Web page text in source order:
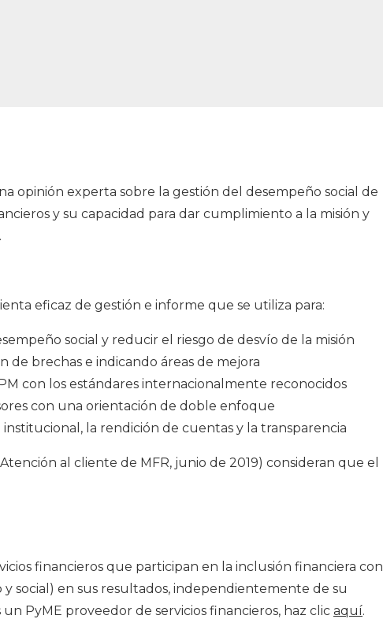
opinión experta sobre la gestión del desempeño social de
y su capacidad para dar cumplimiento a la misión y
eficaz de gestión e informe que se utiliza para:
social y reducir el riesgo de desvío de la misión
de brechas e indicando áreas de mejora
con los estándares internacionalmente reconocidos
con una orientación de doble enfoque
la rendición de cuentas y la transparencia
al cliente de MFR, junio de 2019) consideran que el
financieros que participan en la inclusión financiera con
social) en sus resultados, independientemente de su
PyME proveedor de servicios financieros, haz clic aquí.